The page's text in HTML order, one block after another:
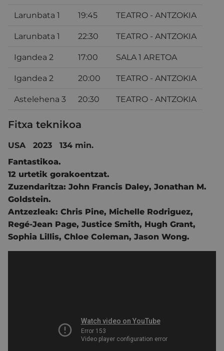
Larunbata 1 19:45 TEATRO - ANTZOKIA
Larunbata 1 22:30 TEATRO - ANTZOKIA
Igandea 2 17:00 SALA 1 ARETOA
Igandea 2 20:00 TEATRO - ANTZOKIA
Astelehena 3 20:30 TEATRO - ANTZOKIA
Fitxa teknikoa
USA 2023 134 min.
Fantastikoa.
12 urtetik gorakoentzat.
Zuzendaritza: John Francis Daley, Jonathan M.
Goldstein.
Antzezleak: Chris Pine, Michelle Rodriguez,
Regé-Jean Page, Justice Smith, Hugh Grant,
Sophia Lillis, Chloe Coleman, Jason Wong.